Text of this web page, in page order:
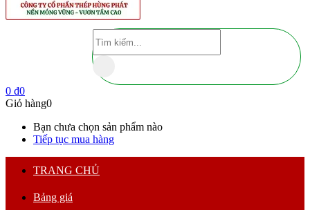
0 ₫0
Giỏ hàng0
Bạn chưa chọn sản phẩm nào
Tiếp tục mua hàng
TRANG CHỦ
Bảng giá